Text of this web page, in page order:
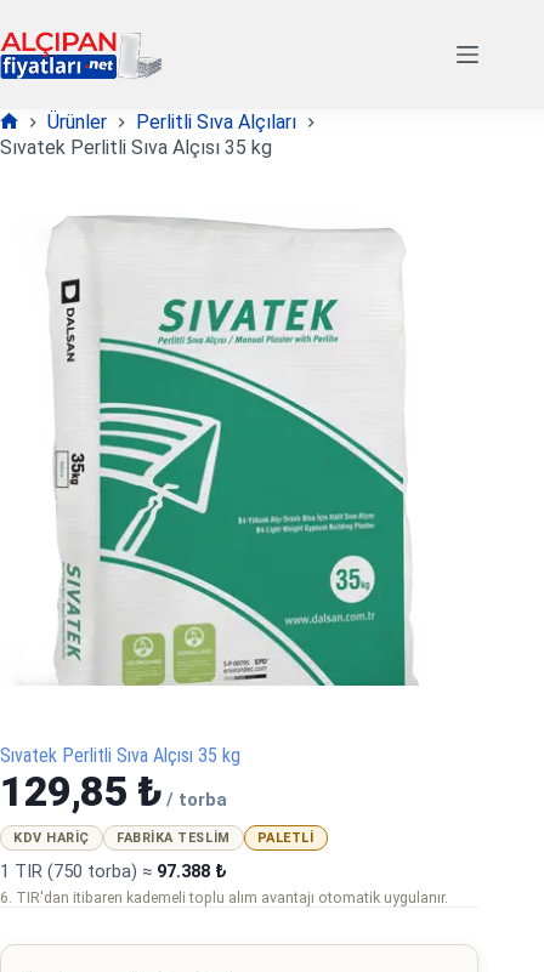
to
content
Anasayfa
Ürünler
Perlitli Sıva Alçıları
Sıvatek Perlitli Sıva Alçısı 35 kg
Sıvatek Perlitli Sıva Alçısı 35 kg
129,85 ₺ / torba
KDV HARIÇ FABRIKA TESLIM PALETLI
1 TIR (750 torba) ≈ 97.388 ₺
6. TIR'dan itibaren kademeli toplu alım avantajı otomatik uygulanır.